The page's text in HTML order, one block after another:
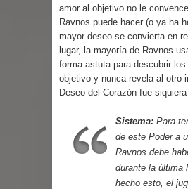
amor al objetivo no le
Ravnos puede hacer (o ya ha
mayor deseo se convierta en
lugar, la mayoría de Ravnos
forma astuta para descubrir
objetivo y nunca revela al otro
Deseo del Corazón fue siquiera
Sistema: Para
de este Poder a
Ravnos debe
durante la última
hecho esto, el